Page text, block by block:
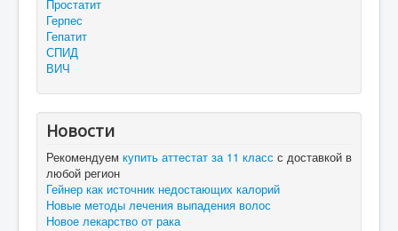
Простатит
Герпес
Гепатит
СПИД
ВИЧ
Новости
Рекомендуем купить аттестат за 11 класс с доставкой в
любой регион
Гейнер как источник недостающих калорий
Новые методы лечения выпадения волос
Новое лекарство от рака